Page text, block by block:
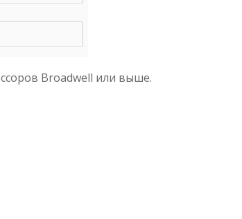
Broadwell или выше.